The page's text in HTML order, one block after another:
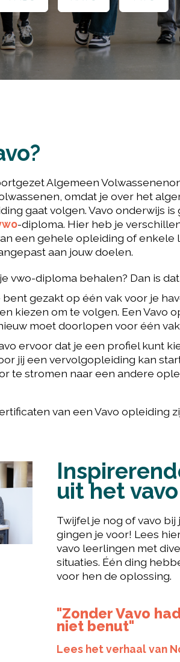
Algemeen
omdat je over het
gaat volgen. Vavo onderwijs
-diploma. Hier heb je
een gehele opleiding of enkele
aan jouw doelen.
vwo-diploma behalen? Dan is
gezakt op één vak voor je
kiezen om te volgen. Een Vavo
moet doorlopen voor één
ervoor dat je een profiel kunt
jij een vervolgopleiding kan
te stromen naar een andere
van een Vavo opleiding
uit het
Twijfel je nog of vavo
gingen je voor! Lees
vavo leerlingen met
situaties. Één ding
voor hen de oplossing.
"Zonder Vavo
niet benut"
Lees het verhaal van